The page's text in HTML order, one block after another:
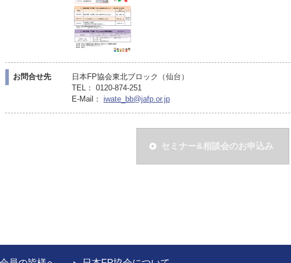
お問合せ先
日本FP協会東北ブロック（仙台）
TEL： 0120-874-251
E-Mail： iwate_bb@jafp.or.jp
セミナー&相談会のお申込み